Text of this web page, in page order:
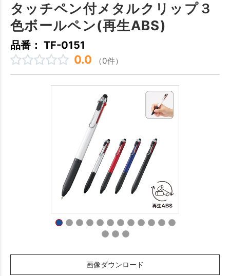
タッチペン付メタルクリップ３
色ボールペン(再生ABS)
品番： TF-0151
0.0 （0件）
画像ダウンロード